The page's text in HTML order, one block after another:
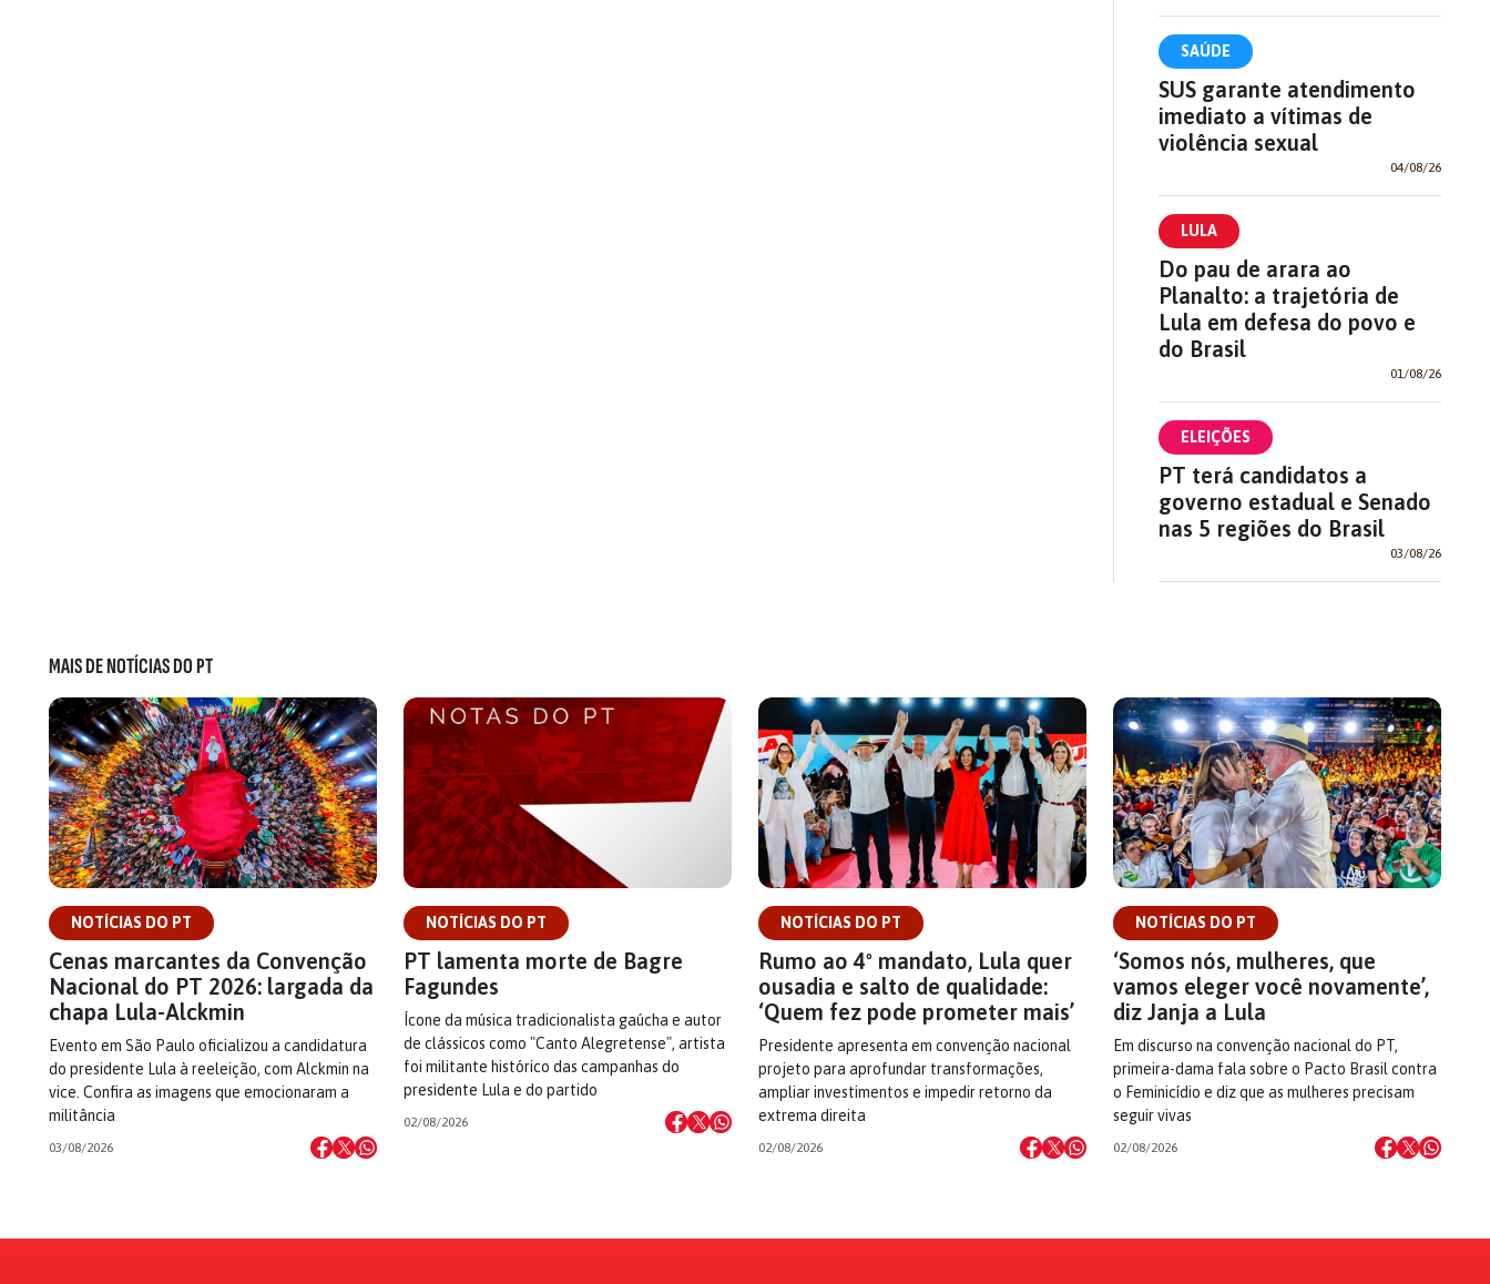
SAÚDE
SUS garante atendimento
imediato a vítimas de
violência sexual
04/08/26
LULA
Do pau de arara ao
Planalto: a trajetória de
Lula em defesa do povo e
do Brasil
01/08/26
ELEIÇÕES
PT terá candidatos a
governo estadual e Senado
nas 5 regiões do Brasil
03/08/26
MAIS DE NOTÍCIAS DO PT
NOTÍCIAS DO PT
Cenas marcantes da Convenção
Nacional do PT 2026: largada da
chapa Lula-Alckmin
Evento em São Paulo oficializou a candidatura
do presidente Lula à reeleição, com Alckmin na
vice. Confira as imagens que emocionaram a
militância
03/08/2026
NOTÍCIAS DO PT
PT lamenta morte de Bagre
Fagundes
Ícone da música tradicionalista gaúcha e autor
de clássicos como "Canto Alegretense", artista
foi militante histórico das campanhas do
presidente Lula e do partido
02/08/2026
NOTÍCIAS DO PT
Rumo ao 4º mandato, Lula quer
ousadia e salto de qualidade:
‘Quem fez pode prometer mais’
Presidente apresenta em convenção nacional
projeto para aprofundar transformações,
ampliar investimentos e impedir retorno da
extrema direita
02/08/2026
NOTÍCIAS DO PT
‘Somos nós, mulheres, que
vamos eleger você novamente’,
diz Janja a Lula
Em discurso na convenção nacional do PT,
primeira-dama fala sobre o Pacto Brasil contra
o Feminicídio e diz que as mulheres precisam
seguir vivas
02/08/2026